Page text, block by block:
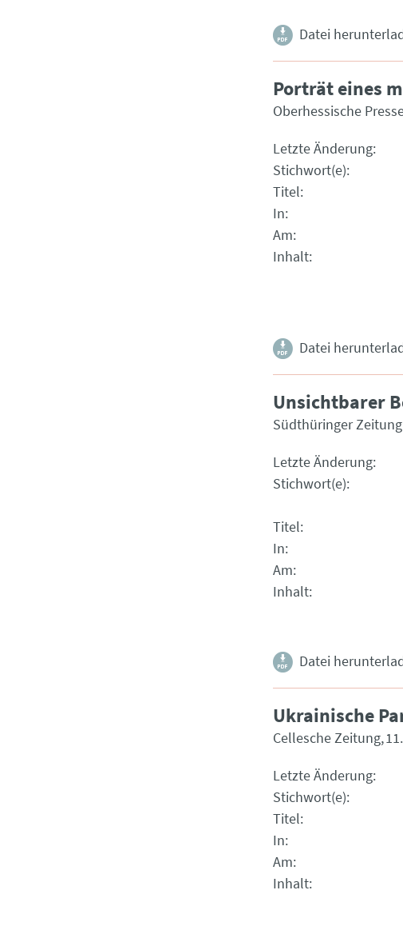
Datei
Porträt eines
Oberhessische
Letzte Änderung
Stichwort(e)
Titel
In
Am
Inhalt
Datei
Unsichtbarer
Südthüringer
Letzte Änderung
Stichwort(e)
Titel
In
Am
Inhalt
Datei
Ukrainische
Cellesche Zeitung
Letzte Änderung
Stichwort(e)
Titel
In
Am
Inhalt